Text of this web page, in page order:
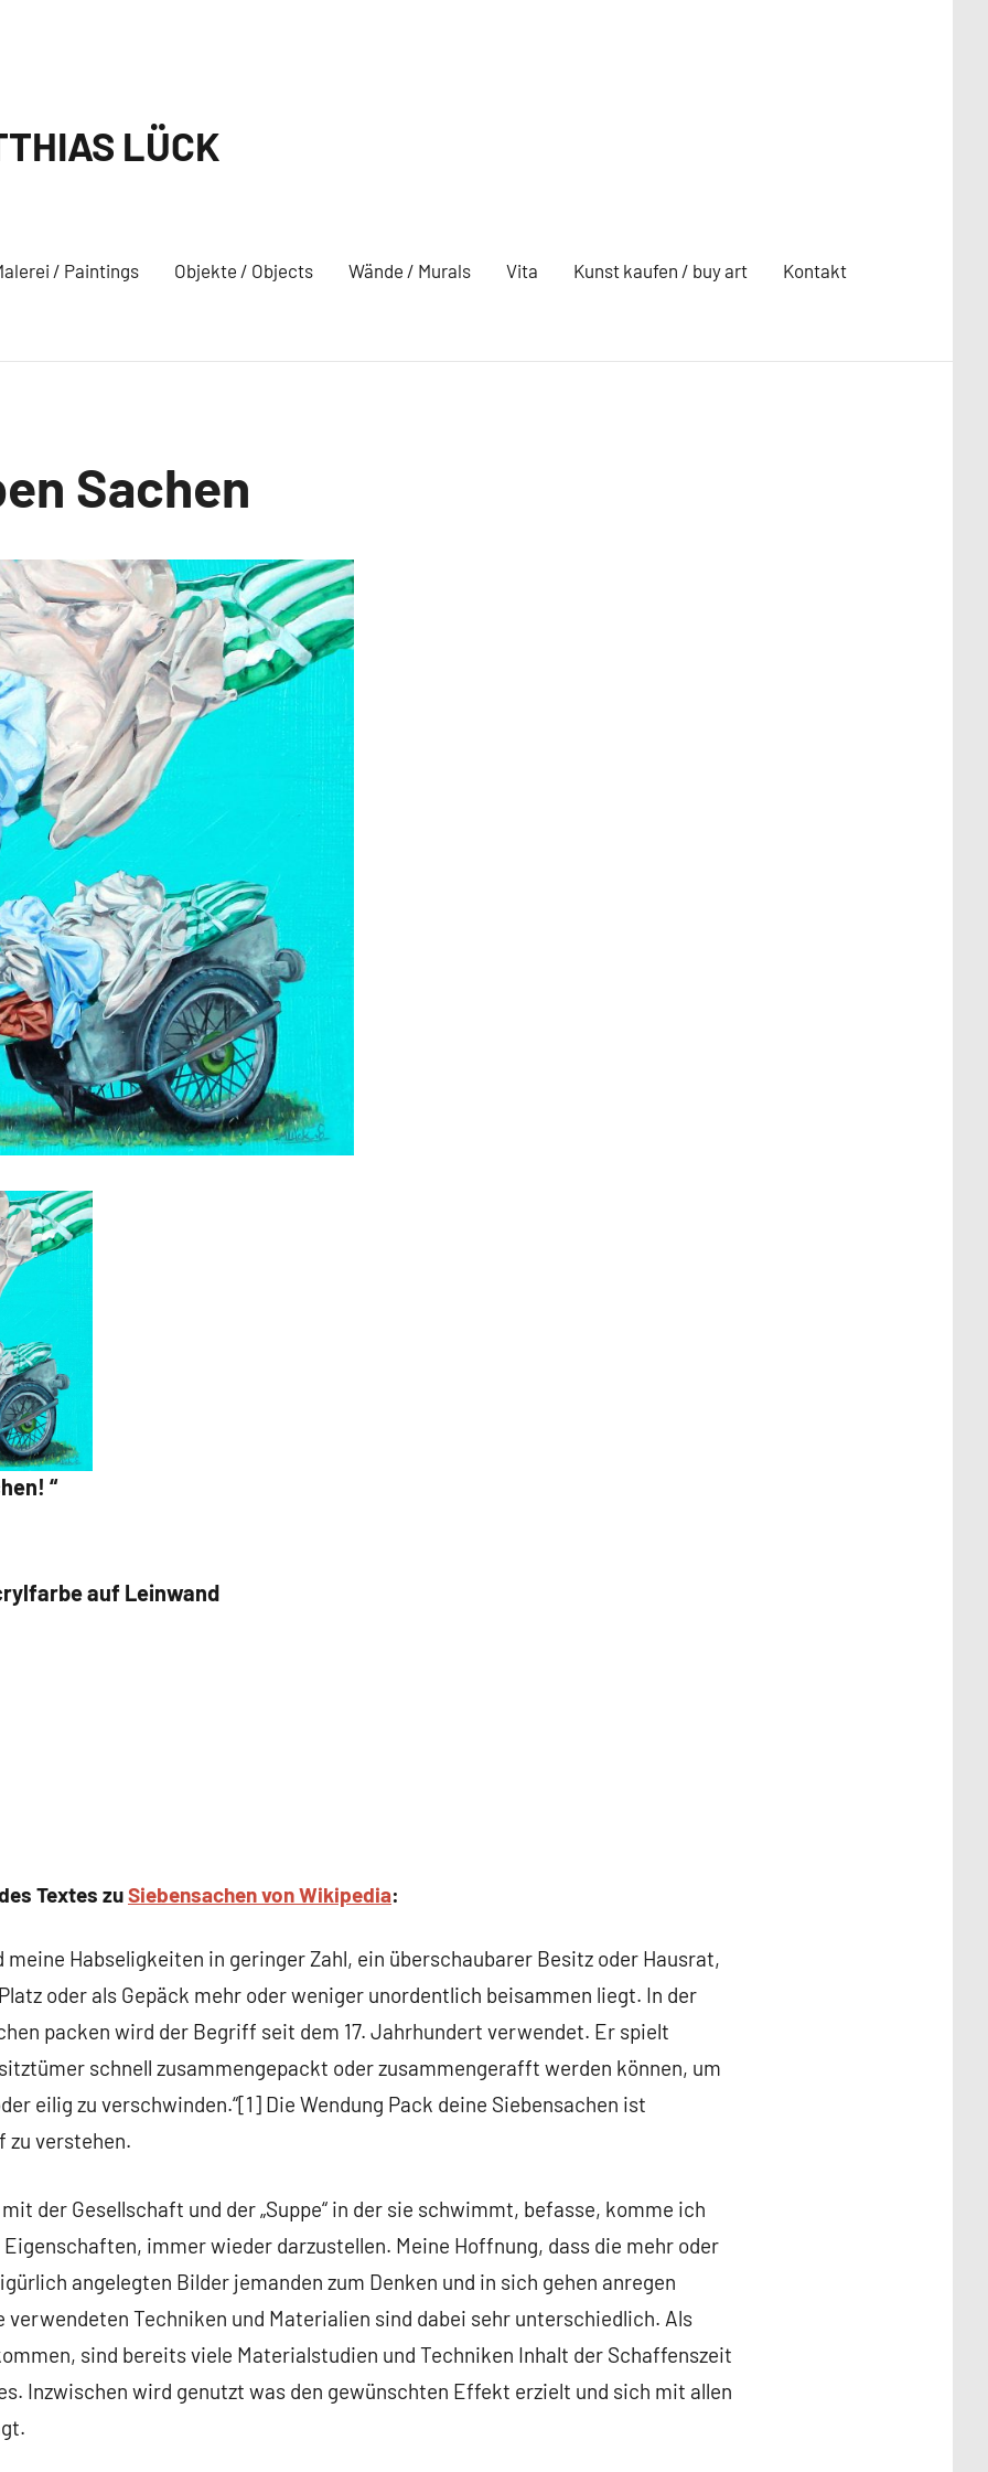
LÜCK
/ Paintings Objekte / Objects Wände / Murals Vita Kunst kaufen / buy art Kontakt
Sachen
“
auf Leinwand
Textes zuSiebensachen von Wikipedia:
meine Habseligkeiten in geringer Zahl, ein überschaubarer Besitz oder Hausrat,
oder als Gepäck mehr oder weniger unordentlich beisammen liegt. In der
packen wird der Begriff seit dem 17. Jahrhundert verwendet. Er spielt
schnell zusammengepackt oder zusammengerafft werden können, um
eilig zu verschwinden.“[1] Die Wendung Pack deine Siebensachen ist
zu verstehen.
der Gesellschaft und der „Suppe“ in der sie schwimmt, befasse, komme ich
immer wieder darzustellen. Meine Hoffnung, dass die mehr oder
angelegten Bilder jemanden zum Denken und in sich gehen anregen
Techniken und Materialien sind dabei sehr unterschiedlich. Als
sind bereits viele Materialstudien und Techniken Inhalt der Schaffenszeit
Inzwischen wird genutzt was den gewünschten Effekt erzielt und sich mit allen